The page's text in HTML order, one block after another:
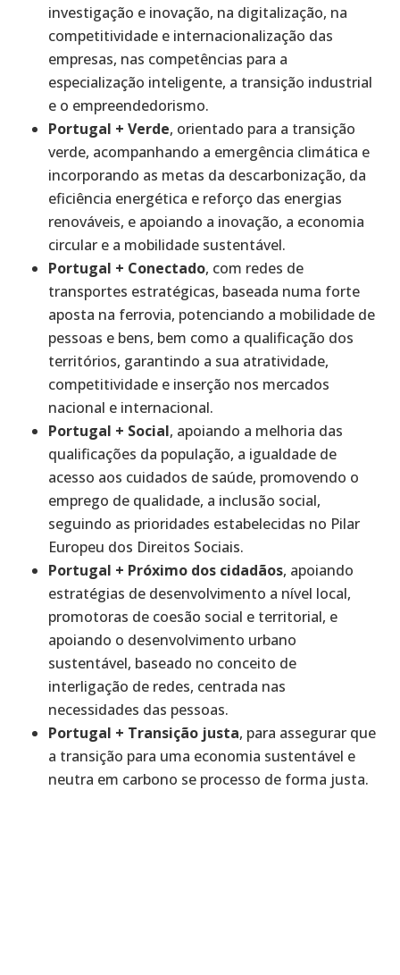
investigação e inovação, na digitalização, na
competitividade e internacionalização das
empresas, nas competências para a
especialização inteligente, a transição industrial
e o empreendedorismo.
Portugal + Verde, orientado para a transição
verde, acompanhando a emergência climática e
incorporando as metas da descarbonização, da
eficiência energética e reforço das energias
renováveis, e apoiando a inovação, a economia
circular e a mobilidade sustentável.
Portugal + Conectado, com redes de
transportes estratégicas, baseada numa forte
aposta na ferrovia, potenciando a mobilidade de
pessoas e bens, bem como a qualificação dos
territórios, garantindo a sua atratividade,
competitividade e inserção nos mercados
nacional e internacional.
Portugal + Social, apoiando a melhoria das
qualificações da população, a igualdade de
acesso aos cuidados de saúde, promovendo o
emprego de qualidade, a inclusão social,
seguindo as prioridades estabelecidas no Pilar
Europeu dos Direitos Sociais.
Portugal + Próximo dos cidadãos, apoiando
estratégias de desenvolvimento a nível local,
promotoras de coesão social e territorial, e
apoiando o desenvolvimento urbano
sustentável, baseado no conceito de
interligação de redes, centrada nas
necessidades das pessoas.
Portugal + Transição justa, para assegurar que
a transição para uma economia sustentável e
neutra em carbono se processo de forma justa.